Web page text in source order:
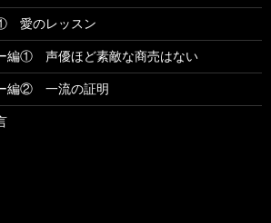
愛のレッスン
編① 声優ほど素敵な商売はない
編② 一流の証明